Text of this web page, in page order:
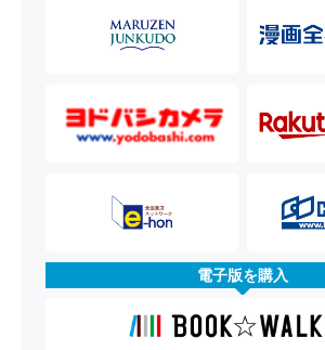
電子版を購入